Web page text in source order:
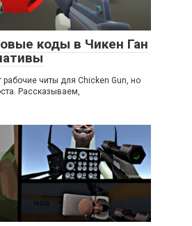
коды в Чикен Ган
рабочие читы для Chicken Gun, но
Рассказываем,